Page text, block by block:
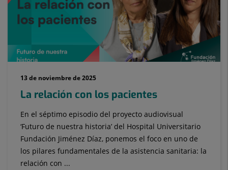
13 de noviembre de 2025
La relación con los pacientes
En el séptimo episodio del proyecto audiovisual
‘Futuro de nuestra historia’ del Hospital Universitario
Fundación Jiménez Díaz, ponemos el foco en uno de
los pilares fundamentales de la asistencia sanitaria: la
relación con ...